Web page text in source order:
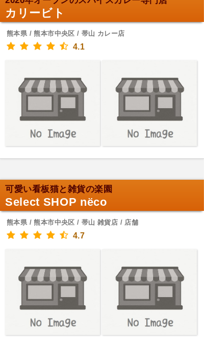
カリービト
熊本県 / 熊本市中央区 / 帯山 カレー店
4.1
可愛い看板猫と雑貨の楽園
Select SHOP nёco
熊本県 / 熊本市中央区 / 帯山 雑貨店 / 店舗
4.7